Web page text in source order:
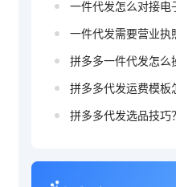
定？
抖音小店如何
投放广告
拼多多代发运费模板
拼多多代发选品技巧